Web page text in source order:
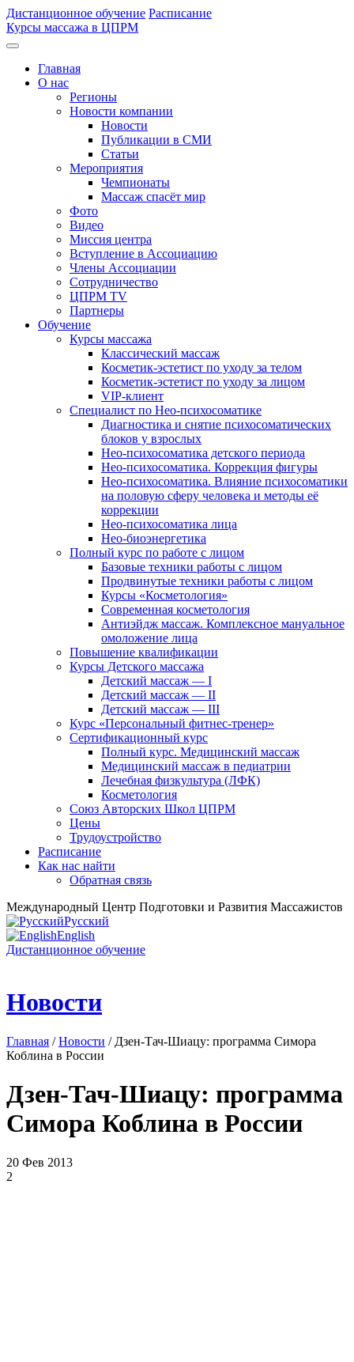
Дистанционное обучение Расписание
Курсы массажа в ЦПРМ
Главная
О нас
Регионы
Новости компании
Новости
Публикации в СМИ
Статьи
Мероприятия
Чемпионаты
Массаж спасёт мир
Фото
Видео
Миссия центра
Вступление в Ассоциацию
Члены Ассоциации
Сотрудничество
ЦПРМ TV
Партнеры
Oбучение
Курсы массажа
Классический массаж
Косметик-эстетист по уходу за телом
Косметик-эстетист по уходу за лицом
VIP-клиент
Специалист по Нео-психосоматике
Диагностика и снятие психосоматических
блоков у взрослых
Нео-психосоматика детского периода
Нео-психосоматика. Коррекция фигуры
Нео-психосоматика. Влияние психосоматики
на половую сферу человека и методы её
коррекции
Нео-психосоматика лица
Нео-биоэнергетика
Полный курс по работе с лицом
Базовые техники работы с лицом
Продвинутые техники работы с лицом
Курсы «Косметология»
Современная косметология
Антиэйдж массаж. Комплексное мануальное
омоложение лица
Повышение квалификации
Курсы Детского массажа
Детский массаж — I
Детский массаж — II
Детский массаж — III
Курс «Персональный фитнес-тренер»
Сертификационный курс
Полный курс. Медицинский массаж
Медицинский массаж в педиатрии
Лечебная физкультура (ЛФК)
Косметология
Союз Авторских Школ ЦПРМ
Цены
Трудоустройство
Расписание
Как нас найти
Обратная связь
Международный Центр Подготовки и Развития Массажистов
Русский
English
Дистанционное обучение
Новости
Главная /Новости / Дзен-Тач-Шиацу: программа Симора
Коблина в России
Дзен-Тач-Шиацу: программа
Симора Коблина в России
20 Фев 2013
2